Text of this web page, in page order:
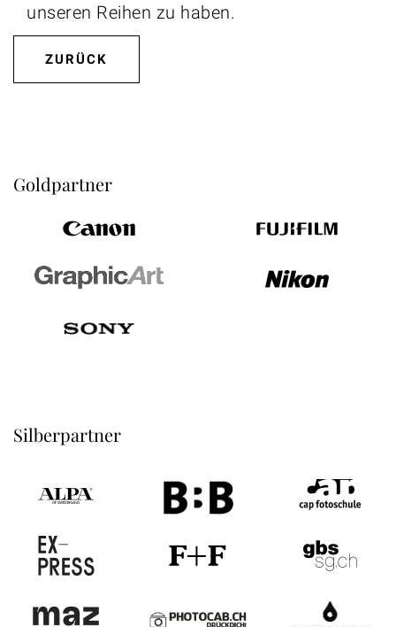
unseren Reihen zu haben.
ZURÜCK
Goldpartner
Silberpartner